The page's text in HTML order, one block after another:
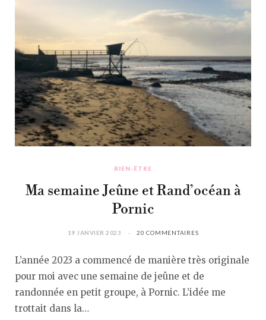
BIEN-ÊTRE
Ma semaine Jeûne et Rand’océan à
Pornic
19 JANVIER 2023 20 COMMENTAIRES
L’année 2023 a commencé de manière très originale
pour moi avec une semaine de jeûne et de
randonnée en petit groupe, à Pornic. L’idée me
trottait dans la…